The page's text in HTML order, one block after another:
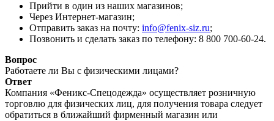
Прийти в один из наших магазинов;
Через Интернет-магазин;
Отправить заказ на почту: info@fenix-siz.ru;
Позвонить и сделать заказ по телефону: 8 800 700-60-24.
Вопрос
Работаете ли Вы с физическими лицами?
Ответ
Компания «Феникс-Спецодежда» осуществляет розничную
торговлю для физических лиц, для получения товара следует
обратиться в ближайший фирменный магазин или